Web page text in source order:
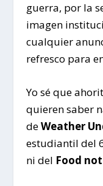
guerra, por la
imagen
cualquier
refresco para
Yo sé que
quieren saber
deWeather
estudiantil del
ni del Food